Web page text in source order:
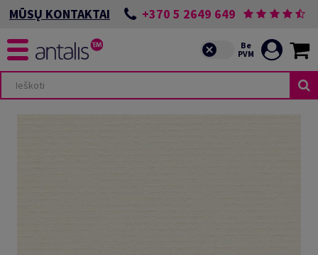
MŪSŲ KONTAKTAI +370 5 2649 649